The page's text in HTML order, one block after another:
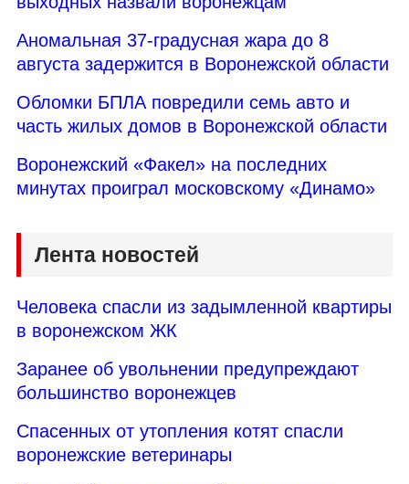
Аномальная 37-градусная жара до 8
августа задержится в Воронежской области
Обломки БПЛА повредили семь авто и
часть жилых домов в Воронежской области
Воронежский «Факел» на последних
минутах проиграл московскому «Динамо»
Лента новостей
Человека спасли из задымленной квартиры
в воронежском ЖК
Заранее об увольнении предупреждают
большинство воронежцев
Спасенных от утопления котят спасли
воронежские ветеринары